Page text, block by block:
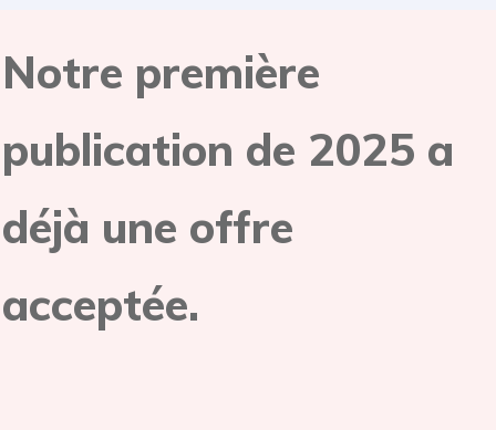
Notre première
publication de 2025 a
déjà une offre
acceptée.